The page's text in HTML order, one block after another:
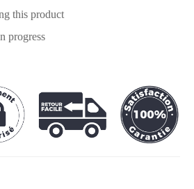
this product
progress